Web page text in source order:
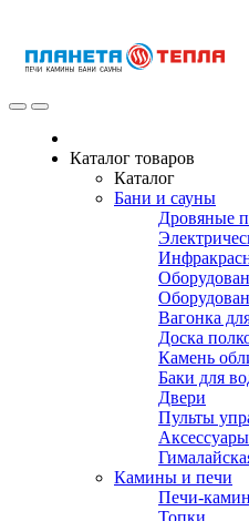
Каталог товаров
Каталог
Бани и сауны
Дровяные
Вагонка
Доска
Камень
Баки для
Двери
Пульты
Камины и печи
Печи-
Топки